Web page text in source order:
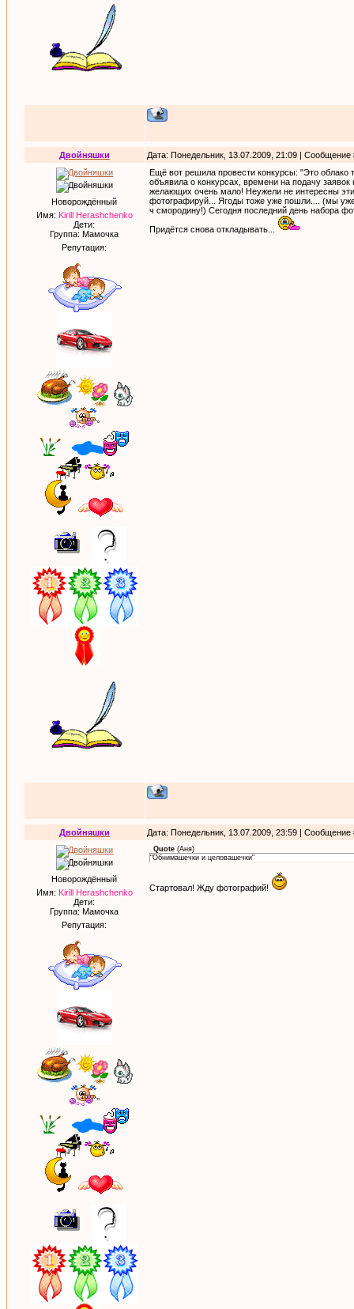
Двойняшки Дата: Понедельник, 13.07.2009, 21:09 |
Новорождённый
Имя: Kirill Herashchenko
Дети:
Группа: Мамочка
Репутация:
Ещё вот решила провести конкурсы: "Это облако
объявила о конкурсах, времени на подачу
желающих очень мало! Неужели не интересны
фотографируй... Ягоды тоже уже пошли.... (мы
ч смородину!) Сегодня последний день набора
Придётся снова откладывать...
Двойняшки Дата: Понедельник, 13.07.2009, 23:59 |
Новорождённый
Имя: Kirill Herashchenko
Дети:
Группа: Мамочка
Репутация:
Quote (Аня)
"Обнимашечки и целовашечки"
Стартовал! Жду фотографий!